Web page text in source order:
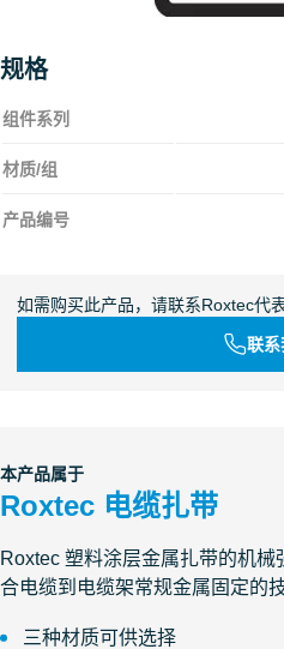
规格
组件系列
材质/组
产品编号
如需购买此产品，请联系Roxtec代表
联系
本产品属于
Roxtec 电缆扎带
Roxtec 塑料涂层金属扎带的机
合电缆到电缆架常规金属固定的
三种材质可供选择